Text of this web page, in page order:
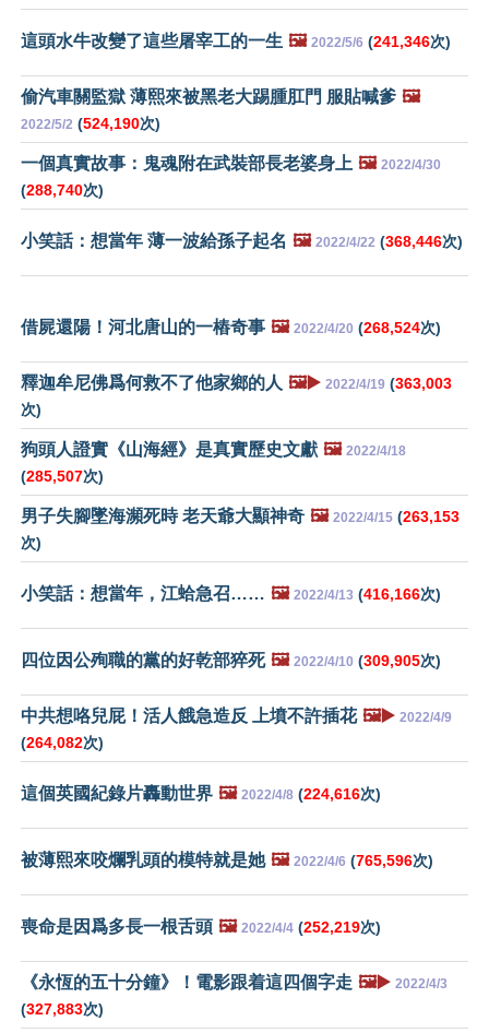
這頭水牛改變了這些屠宰工的一生 🖼️ 2022/5/6 (241,346次)
偷汽車關監獄 薄熙來被黑老大踢腫肛門 服貼喊爹 🖼️
2022/5/2 (524,190次)
一個真實故事：鬼魂附在武裝部長老婆身上 🖼️ 2022/4/30
(288,740次)
小笑話：想當年 薄一波給孫子起名 🖼️ 2022/4/22 (368,446次)
借屍還陽！河北唐山的一樁奇事 🖼️ 2022/4/20 (268,524次)
釋迦牟尼佛爲何救不了他家鄉的人 🖼️▶️ 2022/4/19 (363,003
次)
狗頭人證實《山海經》是真實歷史文獻 🖼️ 2022/4/18
(285,507次)
男子失腳墜海瀕死時 老天爺大顯神奇 🖼️ 2022/4/15 (263,153
次)
小笑話：想當年，江蛤急召…… 🖼️ 2022/4/13 (416,166次)
四位因公殉職的黨的好乾部猝死 🖼️ 2022/4/10 (309,905次)
中共想咯兒屁！活人餓急造反 上墳不許插花 🖼️▶️ 2022/4/9
(264,082次)
這個英國紀錄片轟動世界 🖼️ 2022/4/8 (224,616次)
被薄熙來咬爛乳頭的模特就是她 🖼️ 2022/4/6 (765,596次)
喪命是因爲多長一根舌頭 🖼️ 2022/4/4 (252,219次)
《永恆的五十分鐘》！電影跟着這四個字走 🖼️▶️ 2022/4/3
(327,883次)